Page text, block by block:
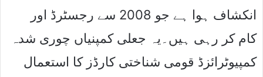
انکشاف ہوا ہے جو 2008 سے رجسٹرڈ اور
کام کر رہی ہیں۔یہ جعلی کمپنیاں چوری شدہ
کمپیوٹرائزڈ قومی شناختی کارڈز کا استعمال